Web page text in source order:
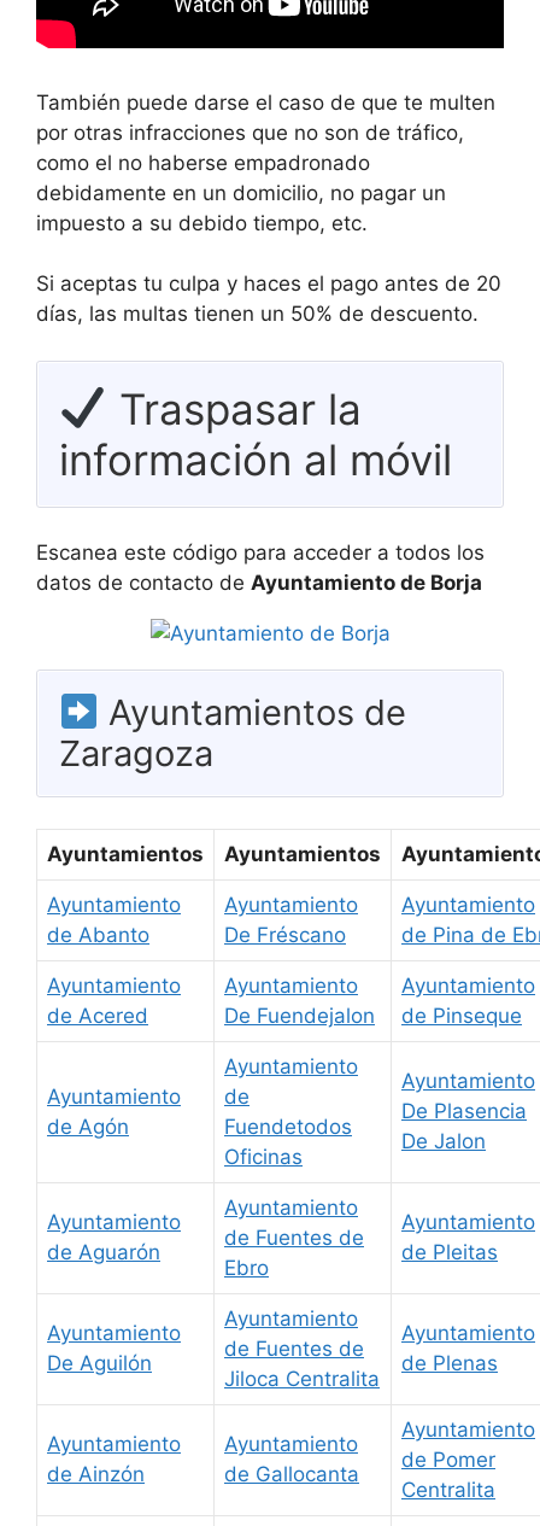
También puede darse el caso de que te multen
por otras infracciones que no son de tráfico,
como el no haberse empadronado
debidamente en un domicilio, no pagar un
impuesto a su debido tiempo, etc.
Si aceptas tu culpa y haces el pago antes de 20
días, las multas tienen un 50% de descuento.
Traspasar la
información al móvil
Escanea este código para acceder a todos los
datos de contacto de Ayuntamiento de Borja
Ayuntamientos de
Zaragoza
Ayuntamientos Ayuntamientos
Ayuntamiento
de Abanto
Ayuntamiento
De Fréscano
Ayuntamiento
de Pina de
Ayuntamiento
de Acered
Ayuntamiento
De Fuendejalon
Ayuntamiento
de Pinseque
Ayuntamiento
de Agón
Ayuntamiento
de
Fuendetodos
Oficinas
Ayuntamiento
De Plasencia
De Jalon
Ayuntamiento
de Aguarón
Ayuntamiento
de Fuentes de
Ebro
Ayuntamiento
de Pleitas
Ayuntamiento
De Aguilón
Ayuntamiento
de Fuentes de
Jiloca Centralita
Ayuntamiento
de Plenas
Ayuntamiento
de Ainzón
Ayuntamiento
de Gallocanta
Ayuntamiento
de Pomer
Centralita